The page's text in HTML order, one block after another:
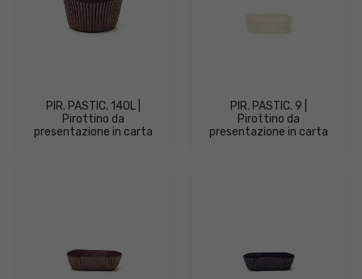
PIR. PASTIC. 140L |
Pirottino da
presentazione in carta
PIR. PASTIC. 9 |
Pirottino da
presentazione in carta